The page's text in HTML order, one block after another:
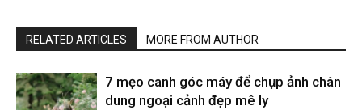
RELATED ARTICLES MORE FROM AUTHOR
7 mẹo canh góc máy để chụp ảnh chân
dung ngoại cảnh đẹp mê ly